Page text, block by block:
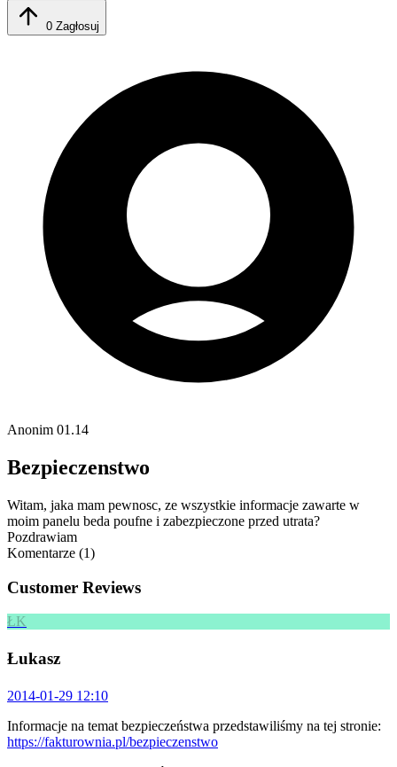
0 Zagłosuj
Anonim 01.14
Bezpieczenstwo
Witam, jaka mam pewnosc, ze wszystkie informacje zawarte w
moim panelu beda poufne i zabezpieczone przed utrata?
Pozdrawiam
Komentarze (1)
Customer Reviews
ŁK
Łukasz
2014-01-29 12:10
Informacje na temat bezpieczeństwa przedstawiliśmy na tej stronie:
https://fakturownia.pl/bezpieczenstwo